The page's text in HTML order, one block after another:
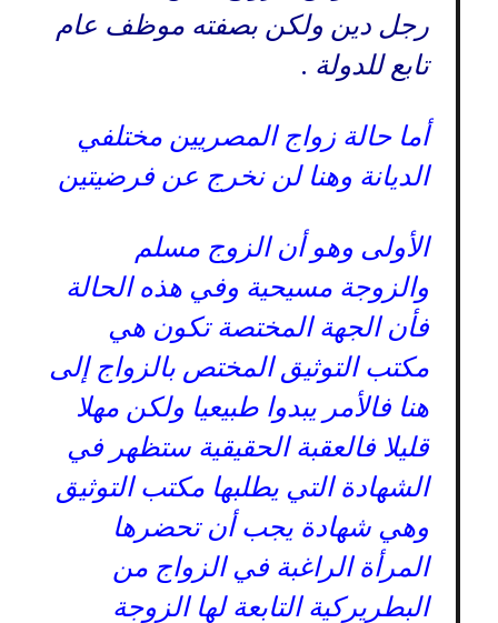
رجل دين ولكن بصفته موظف عام
تابع للدولة .
أما حالة زواج المصريين مختلفي
الديانة وهنا لن نخرج عن فرضيتين
الأولى وهو أن الزوج مسلم
والزوجة مسيحية وفي هذه الحالة
فأن الجهة المختصة تكون هي
مكتب التوثيق المختص بالزواج إلى
هنا فالأمر يبدوا طبيعيا ولكن مهلا
قليلا فالعقبة الحقيقية ستظهر في
الشهادة التي يطلبها مكتب التوثيق
وهي شهادة يجب أن تحضرها
المرأة الراغبة في الزواج من
البطريركية التابعة لها الزوجة